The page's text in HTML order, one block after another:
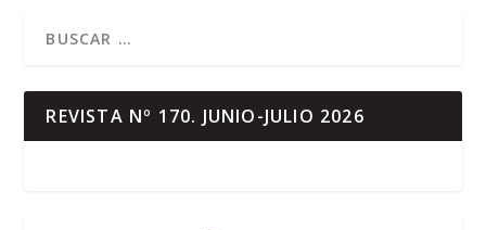
REVISTA Nº 170. JUNIO-JULIO 2026